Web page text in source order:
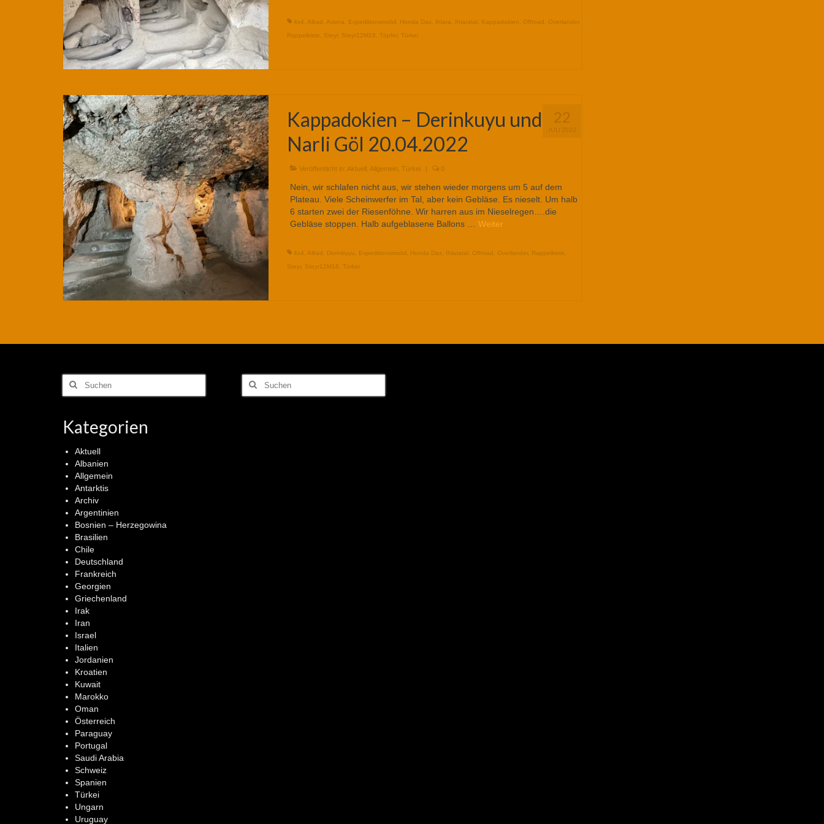
4x4 Allrad Avona Expeditionsmobil Honda Dax Ihlara Ihlaratal Kappadokien Offroad Overlander,
Rappelkiste
Steyr, Steyr12M18 Töpfer, Türkei
22
JULI 2022
Kappadokien – Derinkuyu und
Narli Göl 20.04.2022
Veröffentlicht in: Aktuell, Allgemein Türkei | 0
Nein, wir schlafen nicht aus, wir stehen wieder morgens um 5 auf dem
Plateau. Viele Scheinwerfer im Tal, aber kein Gebläse. Es nieselt. Um halb
6 starten zwei der Riesenföhne. Wir harren aus im Nieselregen….die
Gebläse stoppen. Halb aufgeblasene Ballons … Weiter
4x4 Allrad Derinkuyu Expeditionsmobil Honda Dax Ihlaratal Offroad Overlander, Rappelkiste
Steyr, Steyr12M18 Türkei
Suchen
nach:
Kategorien
Aktuell
Albanien
Allgemein
Antarktis
Archiv
Argentinien
Bosnien – Herzegowina
Brasilien
Chile
Deutschland
Frankreich
Georgien
Griechenland
Irak
Iran
Israel
Italien
Jordanien
Kroatien
Kuwait
Marokko
Oman
Österreich
Paraguay
Portugal
Saudi Arabia
Schweiz
Spanien
Türkei
Ungarn
Uruguay
Suchen
nach: